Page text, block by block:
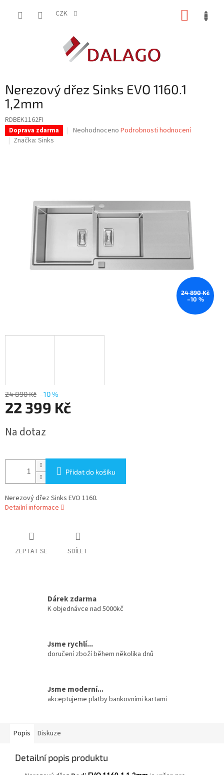
CZK
Nerezový dřez Sinks EVO 1160.1
1,2mm
RDBEK1162FI
Doprava zdarma
Průměrné
Neohodnoceno Podrobnosti hodnocení
Značka: Sinks
24 890 Kč
–10 %
24 890 Kč –10 %
22 399 Kč
cena:
Na dotaz
Přidat do košíku
Nerezový dřez Sinks EVO 1160.
Detailní informace
ZEPTAT SE SDÍLET
Dárek zdarma
K objednávce nad 5000kč
Jsme rychlí...
doručení zboží během několika dnů
Jsme moderní...
akceptujeme platby bankovními kartami
Popis Diskuze
Detailní popis produktu